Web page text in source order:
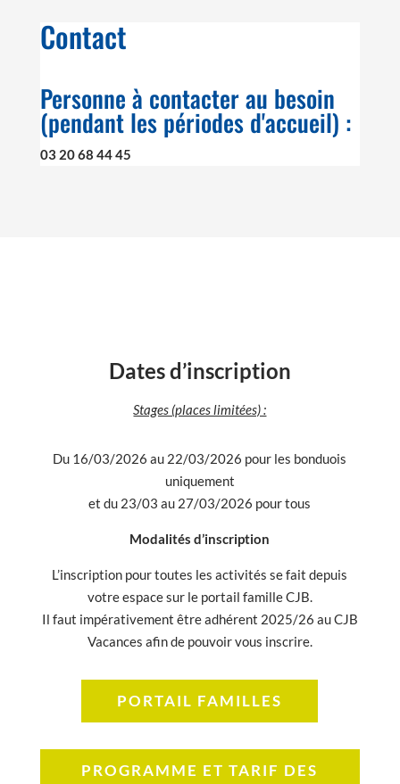
Contact
Personne à contacter au besoin
(pendant les périodes d'accueil) :
03 20 68 44 45
Dates d’inscription
Stages (places limitées) :
Du 16/03/2026 au 22/03/2026 pour les bonduois
uniquement
et du 23/03 au 27/03/2026 pour tous
Modalités d’inscription
L’inscription pour toutes les activités se fait depuis
votre espace sur le portail famille CJB.
Il faut impérativement être adhérent 2025/26 au CJB
Vacances afin de pouvoir vous inscrire.
PORTAIL FAMILLES
PROGRAMME ET TARIF DES